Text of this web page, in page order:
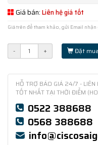
Giá bán:Liên hệ giá tốt
Giá trên để tham khảo, gửi Email nhận
- + Đặt mua
HỖ TRỢ BÁO GIÁ 24/7 - LIÊN
TỐT NHẤT TẠI THỜI ĐIỂM
0522 388688
0568 388688